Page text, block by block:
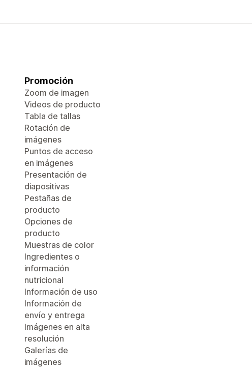
Promoción
Zoom de imagen
Videos de producto
Tabla de tallas
Rotación de
imágenes
Puntos de acceso
en imágenes
Presentación de
diapositivas
Pestañas de
producto
Opciones de
producto
Muestras de color
Ingredientes o
información
nutricional
Información de uso
Información de
envío y entrega
Imágenes en alta
resolución
Galerías de
imágenes